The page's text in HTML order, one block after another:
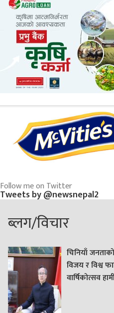
Follow me on Twitter
Tweets by @newsnepal2
ब्लग/विचार
चिनियाँ
विजय र विश्व
वार्षिकोत्सव